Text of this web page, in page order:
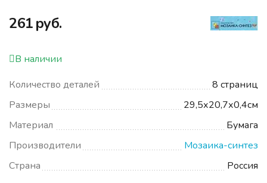
‍261‍руб.
В наличии
Количество деталей
8 страниц
Размеры
29,5х20,7х0,4см
Материал
Бумага
Производители
Мозаика-синтез
Страна
Россия